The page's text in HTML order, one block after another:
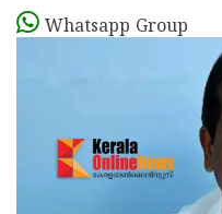
Whatsapp Group